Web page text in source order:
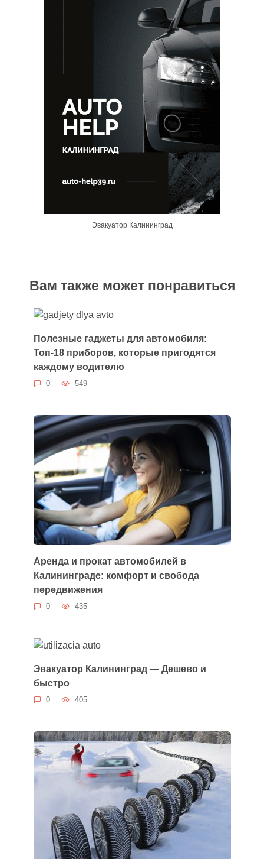
Эвакуатор Калининград
Вам также может понравиться
Полезные гаджеты для автомобиля:
Топ-18 приборов, которые пригодятся
каждому водителю
0 549
Аренда и прокат автомобилей в
Калининграде: комфорт и свобода
передвижения
0 435
Эвакуатор Калининград — Дешево и
быстро
0 405